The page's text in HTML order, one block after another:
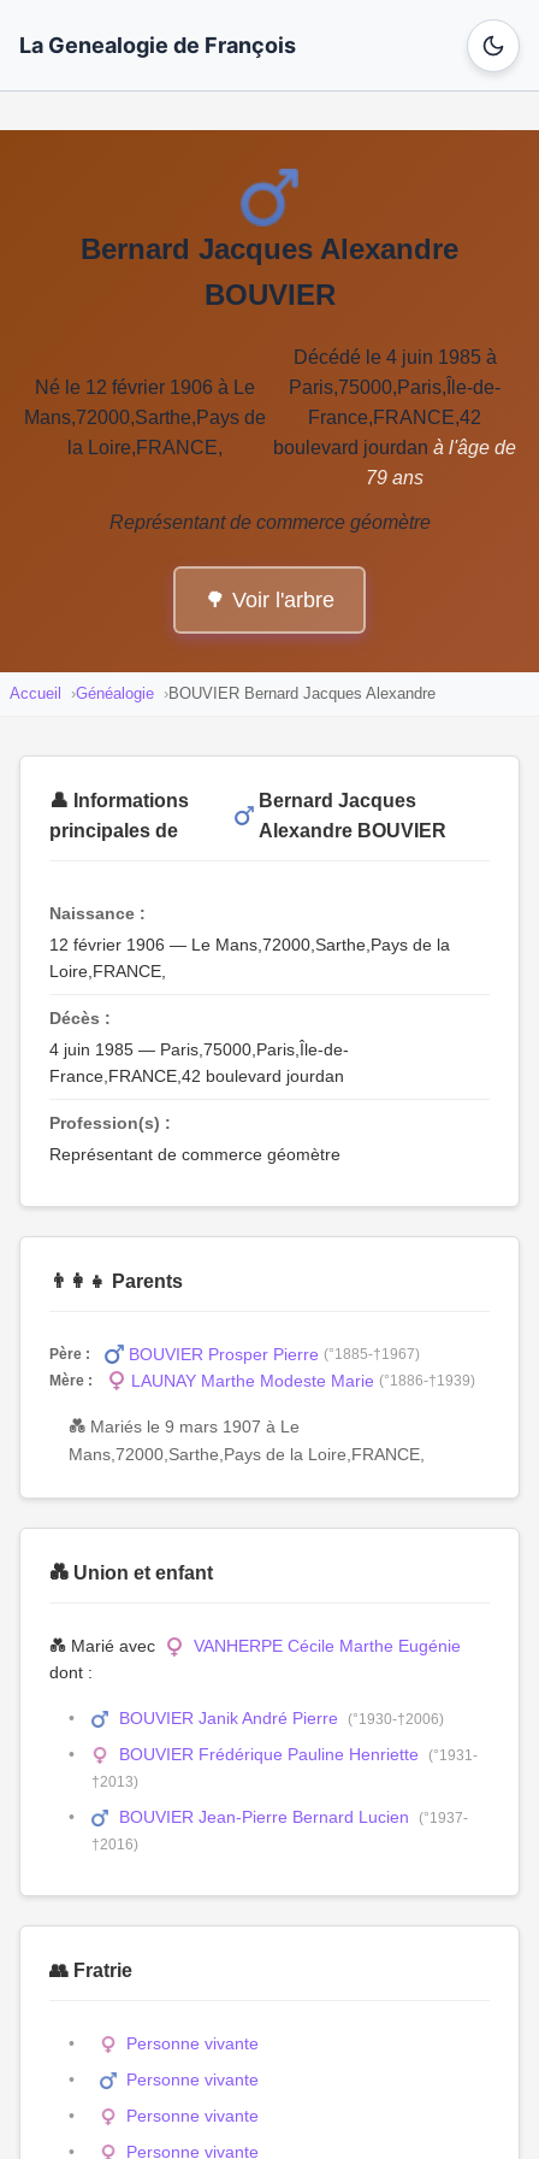
La Genealogie de François
Bernard Jacques Alexandre
BOUVIER
Né le 12 février 1906 à Le
Mans,72000,Sarthe,Pays de
la Loire,FRANCE,
Décédé le 4 juin 1985 à
Paris,75000,Paris,Île-de-
France,FRANCE,42
boulevard jourdan à l'âge de
79 ans
Représentant de commerce géomètre
🌳 Voir l'arbre
Accueil Généalogie BOUVIER Bernard Jacques Alexandre
👤 Informations
principales de
Bernard Jacques
Alexandre BOUVIER
Naissance :
12 février 1906 — Le Mans,72000,Sarthe,Pays de la
Loire,FRANCE,
Décès :
4 juin 1985 — Paris,75000,Paris,Île-de-
France,FRANCE,42 boulevard jourdan
Profession(s) :
Représentant de commerce géomètre
👨‍👩‍👧 Parents
Père : BOUVIER Prosper Pierre (°1885-†1967)
Mère :
LAUNAY Marthe Modeste Marie (°1886-†1939)
💑 Mariés le 9 mars 1907 à Le
Mans,72000,Sarthe,Pays de la Loire,FRANCE,
💑 Union et enfant
💑 Marié avec
VANHERPE Cécile Marthe Eugénie
dont :
BOUVIER Janik André Pierre (°1930-†2006)
BOUVIER Frédérique Pauline Henriette
(°1931-
†2013)
BOUVIER Jean-Pierre Bernard Lucien
(°1937-
†2016)
👥 Fratrie
Personne vivante
Personne vivante
Personne vivante
Personne vivante